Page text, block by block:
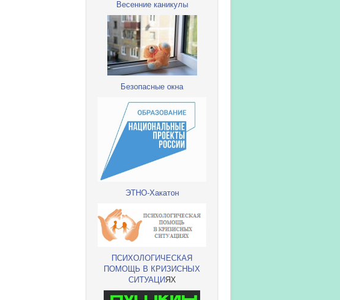
Весенние каникулы
Безопасные окна
ЭТНО-Хакатон
ПСИХОЛОГИЧЕСКАЯ
ПОМОЩЬ В КРИЗИСНЫХ
СИТУАЦИЯХ